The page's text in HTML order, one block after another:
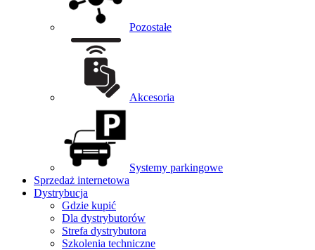
Pozostałe
Akcesoria
Systemy parkingowe
Sprzedaż internetowa
Dystrybucja
Gdzie kupić
Dla dystrybutorów
Strefa dystrybutora
Szkolenia techniczne